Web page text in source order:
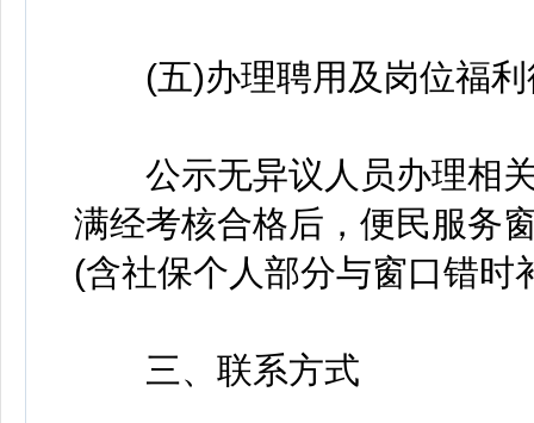
(五)办理聘用及岗位福利
公示无异议人员办理相关
满经考核合格后，便民服务
(含社保个人部分与窗口错时
三、联系方式